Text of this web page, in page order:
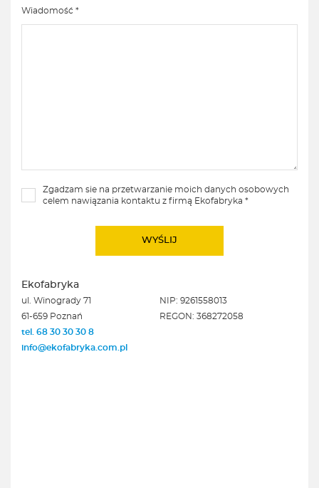
Wiadomość *
Zgadzam sie na przetwarzanie moich danych osobowych
celem nawiązania kontaktu z firmą Ekofabryka *
Ekofabryka
ul. Winogrady 71
61-659 Poznań
tel. 68 30 30 30 8
info@ekofabryka.com.pl
NIP: 9261558013
REGON: 368272058